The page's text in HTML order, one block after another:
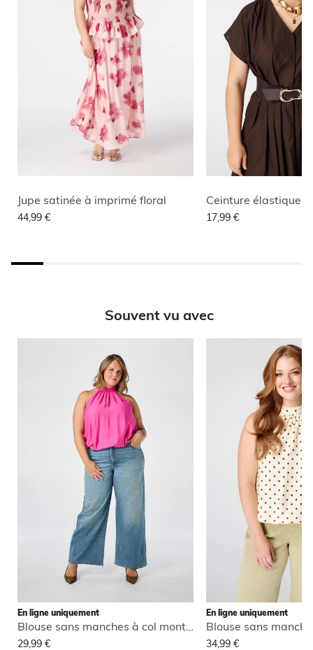
Jupe satinée à imprimé floral
44,99 € 17,99 €
Souvent vu avec
En ligne uniquement
Blouse sans manches à col montant
29,99 €
En ligne uniquement
34,99 €